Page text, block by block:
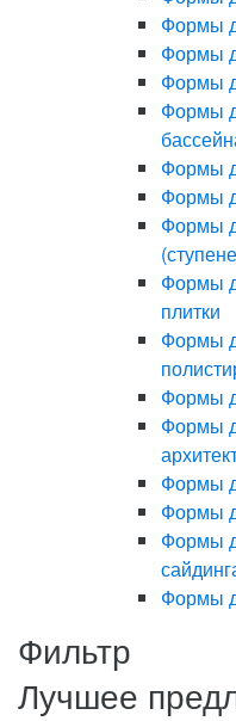
Формы
Формы
Формы
Формы
Формы
Формы
Формы
Формы
плитки
Формы
Формы
Формы
Формы
Формы
Формы
Формы
Фильтр
Лучшее